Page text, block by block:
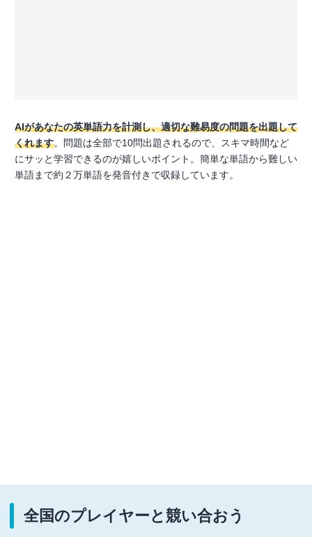
AIがあなたの英単語力を計測し、適切な難易度の問題を出題して
くれます。問題は全部で10問出題されるので、スキマ時間など
にサッと学習できるのが嬉しいポイント。簡単な単語から難しい
単語まで約２万単語を発音付きで収録しています。
全国のプレイヤーと競い合おう